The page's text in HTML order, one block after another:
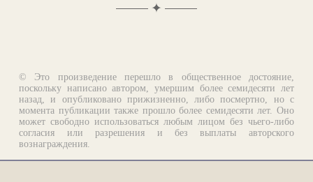
✦
© Это произведение перешло в общественное достояние,
поскольку написано автором, умершим более семидесяти лет
назад, и опубликовано прижизненно, либо посмертно, но с
момента публикации также прошло более семидесяти лет. Оно
может свободно использоваться любым лицом без чьего-либо
согласия или разрешения и без выплаты авторского
вознаграждения.